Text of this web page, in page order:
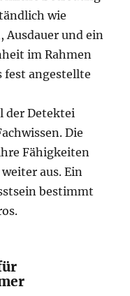
wie
und ein
im Rahmen
fest angestellte
der Detektei
Die
Fähigkeiten
aus. Ein
bestimmt